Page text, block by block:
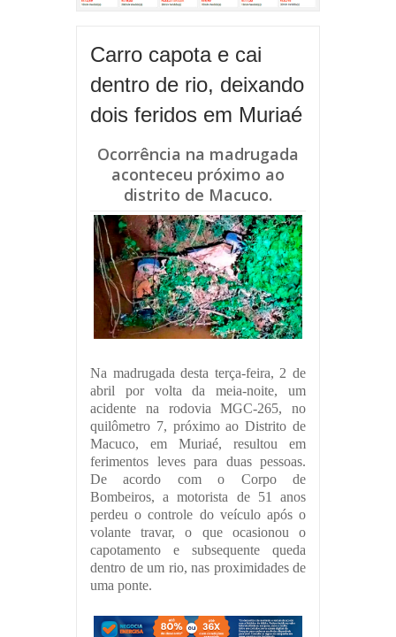
Carro capota e cai
dentro de rio, deixando
dois feridos em Muriaé
Ocorrência na madrugada
aconteceu próximo ao
distrito de Macuco.
Na madrugada desta terça-feira, 2 de
abril por volta da meia-noite, um
acidente na rodovia MGC-265, no
quilômetro 7, próximo ao Distrito de
Macuco, em Muriaé, resultou em
ferimentos leves para duas pessoas.
De acordo com o Corpo de
Bombeiros, a motorista de 51 anos
perdeu o controle do veículo após o
volante travar, o que ocasionou o
capotamento e subsequente queda
dentro de um rio, nas proximidades de
uma ponte.